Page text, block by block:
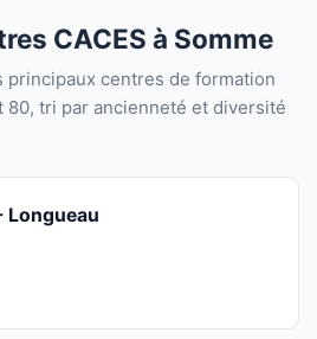
CACES à Somme
principaux centres de formation
80, tri par ancienneté et diversité
Longueau